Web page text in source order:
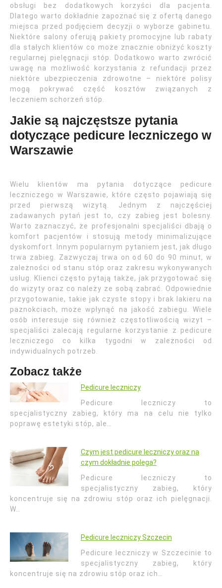
obsługi bez dodatkowych korzyści dla pacjenta.
Dlatego warto dokładnie zapoznać się z ofertą danego
miejsca przed podjęciem decyzji o wyborze gabinetu.
Niektóre salony oferują pakiety promocyjne lub rabaty
dla stałych klientów co może znacznie obniżyć koszty
regularnej pielęgnacji stóp. Dodatkowo warto zwrócić
uwagę na możliwość korzystania z refundacji przez
niektóre ubezpieczenia zdrowotne – niektóre polisy
mogą pokrywać część kosztów związanych z
leczeniem schorzeń stóp.
Jakie są najczęstsze pytania
dotyczące pedicure leczniczego w
Warszawie
Wielu klientów ma pytania dotyczące pedicure
leczniczego w Warszawie, które często pojawiają się
przed pierwszą wizytą. Jednym z najczęściej
zadawanych pytań jest to, czy zabieg jest bolesny.
Warto zaznaczyć, że profesjonalni specjaliści dbają o
komfort pacjentów i stosują metody minimalizujące
dyskomfort. Innym popularnym pytaniem jest, jak długo
trwa zabieg. Zazwyczaj trwa on od 60 do 90 minut, w
zależności od stanu stóp oraz zakresu wykonywanych
usług. Klienci często pytają także, jak przygotować się
do wizyty oraz co należy ze sobą zabrać. Odpowiednie
przygotowanie, takie jak czyste stopy i brak lakieru na
paznokciach, może wpłynąć na jakość zabiegu. Wiele
osób interesuje się również częstotliwością wizyt –
specjaliści zalecają regularne korzystanie z pedicure
leczniczego co kilka tygodni w zależności od
indywidualnych potrzeb.
Zobacz także
Pedicure leczniczy
Pedicure leczniczy to
specjalistyczny zabieg, który ma na celu nie tylko
poprawę estetyki stóp, ale…
Czym jest pedicure leczniczy oraz na
czym dokładnie polega?
Pedicure leczniczy to
specjalistyczny zabieg, który
koncentruje się na zdrowiu stóp oraz ich pielęgnacji.
W…
Pedicure leczniczy Szczecin
Pedicure leczniczy w Szczecinie to
specjalistyczny zabieg, który
koncentruje się na zdrowiu stóp oraz ich…